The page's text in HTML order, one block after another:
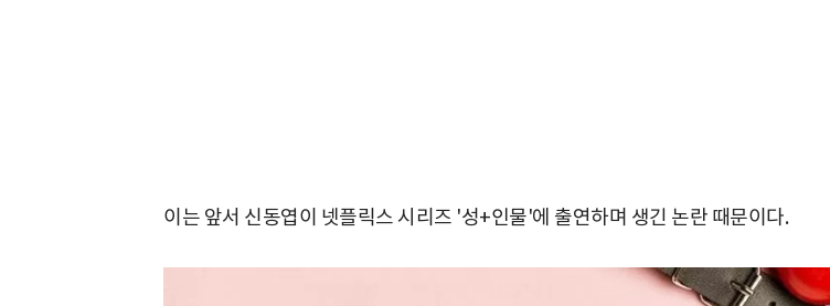
이는 앞서 신동엽이 넷플릭스 시리즈 '성+인물'에 출연하며 생긴 논란 때문이다.